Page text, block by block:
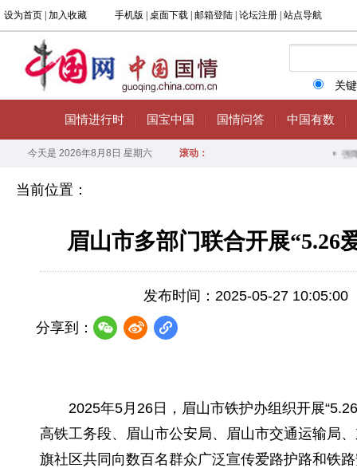
当前位置：
眉山市多部门联合开展“5.26
发布时间：2025-05-27 10:05:00
分享到：
2025年5月26日，眉山市铁护办组织开展
高铁工务段、眉山市公安局、眉山市交通运输局
旗社区共同向数百名群众广泛宣传爱路护路和铁